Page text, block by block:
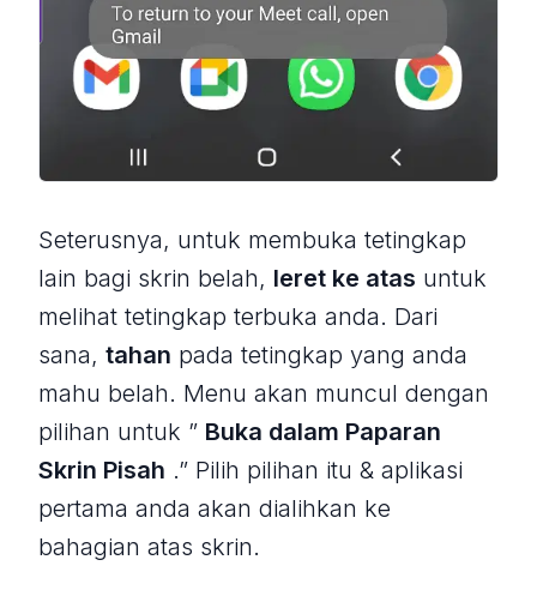
Seterusnya, untuk membuka tetingkap
lain bagi skrin belah, leret ke atas untuk
melihat tetingkap terbuka anda. Dari
sana, tahan pada tetingkap yang anda
mahu belah. Menu akan muncul dengan
pilihan untuk ” Buka dalam Paparan
Skrin Pisah .” Pilih pilihan itu & aplikasi
pertama anda akan dialihkan ke
bahagian atas skrin.